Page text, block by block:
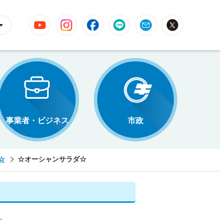
YouTube InstagramFacebookLINE Mail
事業者・ビジネス 市政
☆オーシャンサラダ☆